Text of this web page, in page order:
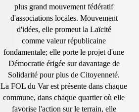
plus grand mouvement fédératif
d'associations locales. Mouvement
d'idées, elle promeut la Laïcité
comme valeur républicaine
fondamentale; elle porte le projet d'une
Démocratie érigée sur davantage de
Solidarité pour plus de Citoyenneté.
La FOL du Var est présente dans chaque
commune, dans chaque quartier où elle
favorise l'action sur le terrain, elle